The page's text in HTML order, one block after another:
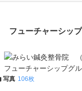
ューチャーシッ
写真 106枚